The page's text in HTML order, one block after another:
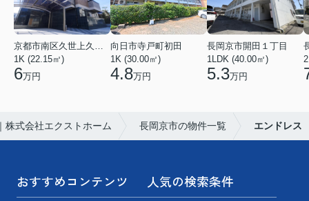
1K (22.15㎡)
6万円
向日市寺戸町初田
1K (30.00㎡)
4.8万円
長岡京市開田１丁目
1LDK (40.00㎡)
5.3万円
株式会社エクストホーム 長岡京市の物件一覧 エンドレス
おすすめコンテンツ 人気の検索条件